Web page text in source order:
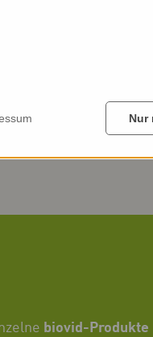
biovid-Produkte
Nur